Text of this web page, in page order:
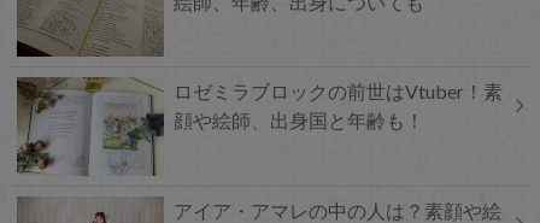
ロゼミラブロックの前世はVtuber！素
顔や絵師、出身国と年齢も！
アイア・アマレの中の人は？素顔や絵